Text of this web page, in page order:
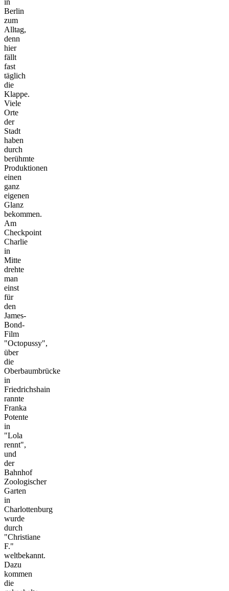
Berlin
zum
Alltag,
denn
hier
fällt
fast
täglich
die
Klappe.
Viele
Orte
der
Stadt
haben
durch
berühmte
Produktionen
einen
ganz
eigenen
Glanz
bekommen.
Am
Checkpoint
Charlie
in
Mitte
drehte
man
einst
für
den
James-
Bond-
Film
"Octopussy",
über
die
Oberbaumbrücke
in
Friedrichshain
rannte
Franka
Potente
in
"Lola
rennt",
und
der
Bahnhof
Zoologischer
Garten
in
Charlottenburg
wurde
durch
"Christiane
F."
weltbekannt.
Dazu
kommen
die